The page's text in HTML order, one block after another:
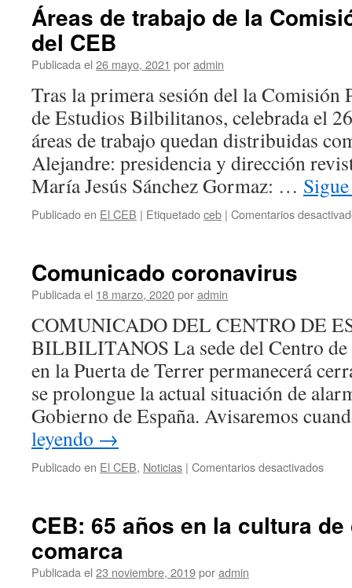
de
durante
el
trienio
liberal
(1822-
Áreas de trabajo de la
del CEB
Publicada el 26 mayo, 2021 poradmin
Tras la primera sesión del la Comisión
de Estudios Bilbilitanos, celebrada el
áreas de trabajo quedan distribuidas
Alejandre: presidencia y dirección
María Jesús Sánchez Gormaz: …
Publicado en El CEB | Etiquetadoceb | Comentarios
Comunicado coronavirus
Publicada el 18 marzo, 2020poradmin
COMUNICADO DEL CENTRO DE
BILBILITANOS La sede del Centro
en la Puerta de Terrer permanecerá
se prolongue la actual situación de
Gobierno de España. Avisaremos
leyendo →
Publicado en El CEB, Noticias | Comentarios desactivadosen
CEB: 65 años en la cultura
comarca
Publicada el 23 noviembre, 2019poradmin